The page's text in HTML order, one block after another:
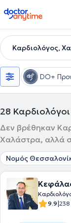
doctoranytime
Καρδιολόγος,
DO+
28
Δεν βρέθηκαν
Χαλάστρα, αλλά
Νομός
9.9|238